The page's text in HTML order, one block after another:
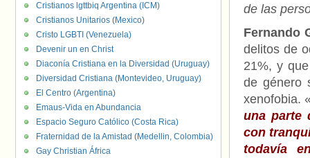
de las
Fernando
delitos de
21%, y
de género
xenofobia.
una parte
con
todavía
Cristianos lgttbiq Argentina (ICM)
Cristianos Unitarios (Mexico)
Cristo LGBTI (Venezuela)
Devenir un en Christ
Diaconía Cristiana en la Diversidad (Uruguay)
Diversidad Cristiana (Montevideo, Uruguay)
El Centro (Argentina)
Emaus-Vida en Abundancia
Espacio Seguro Católico (Costa Rica)
Fraternidad de la Amistad (Medellin, Colombia)
Gay Christian África